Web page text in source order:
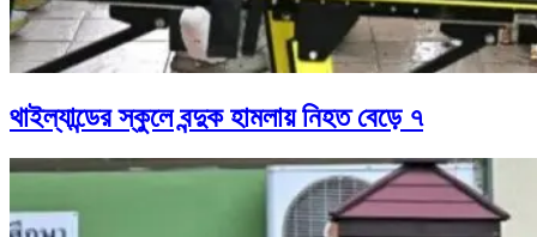
থাইল্যান্ডের স্কুলে বন্দুক হামলায় নিহত বেড়ে ৭